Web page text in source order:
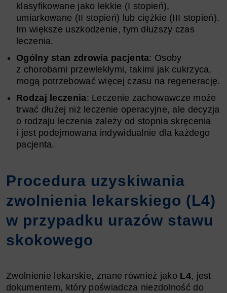
klasyfikowane jako lekkie (I stopień),
umiarkowane (II stopień) lub ciężkie (III stopień).
Im większe uszkodzenie, tym dłuższy czas
leczenia.
Ogólny stan zdrowia pacjenta: Osoby
z chorobami przewlekłymi, takimi jak cukrzyca,
mogą potrzebować więcej czasu na regenerację.
Rodzaj leczenia: Leczenie zachowawcze może
trwać dłużej niż leczenie operacyjne, ale decyzja
o rodzaju leczenia zależy od stopnia skręcenia
i jest podejmowana indywidualnie dla każdego
pacjenta.
Procedura uzyskiwania
zwolnienia lekarskiego (L4)
w przypadku urazów stawu
skokowego
Zwolnienie lekarskie, znane również jako L4, jest
dokumentem, który poświadcza niezdolność do